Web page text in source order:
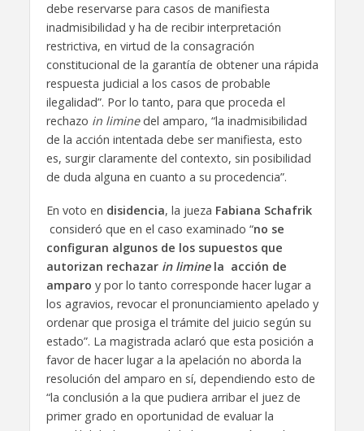
debe reservarse para casos de manifiesta
inadmisibilidad y ha de recibir interpretación
restrictiva, en virtud de la consagración
constitucional de la garantía de obtener una rápida
respuesta judicial a los casos de probable
ilegalidad”. Por lo tanto, para que proceda el
rechazo in liminedel amparo, “la inadmisibilidad
de la acción intentada debe ser manifiesta, esto
es, surgir claramente del contexto, sin posibilidad
de duda alguna en cuanto a su procedencia”.
En voto en disidencia, la jueza Fabiana Schafrik
consideró que en el caso examinado “no se
configuran algunos de los supuestos que
autorizan rechazar in limine la acción de
amparo y por lo tanto corresponde hacer lugar a
los agravios, revocar el pronunciamiento apelado y
ordenar que prosiga el trámite del juicio según su
estado”. La magistrada aclaró que esta posición a
favor de hacer lugar a la apelación no aborda la
resolución del amparo en sí, dependiendo esto de
“la conclusión a la que pudiera arribar el juez de
primer grado en oportunidad de evaluar la